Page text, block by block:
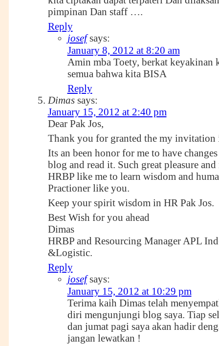
pimpinan Dan staff ….
Reply
josef says:
January 8, 2012 at 8:20 am
Amin mba Toety, berkat keyakinan
semua bahwa kita BISA
Reply
Dimas says:
January 15, 2012 at 2:40 pm
Dear Pak Jos,
Thank you for granted the my
Its an been honor for me to have
blog and read it. Such great pleasure
HRBP like me to learn wisdom and
Practioner like you.
Keep your spirit wisdom in HR Pak Jos.
Best Wish for you ahead
Dimas
HRBP and Resourcing Manager APL
&Logistic.
Reply
josef says:
January 15, 2012 at 10:29 pm
Terima kaih Dimas telah
diri mengunjungi blog saya. Tiap
dan jumat pagi saya akan hadir
jangan lewatkan !